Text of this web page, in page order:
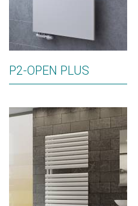
P2-OPEN PLUS